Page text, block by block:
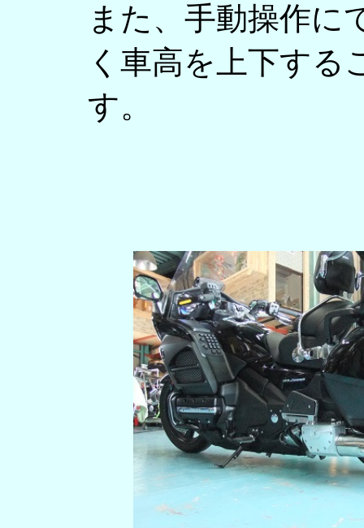
また、手動操作に
く車高を上下する
す。